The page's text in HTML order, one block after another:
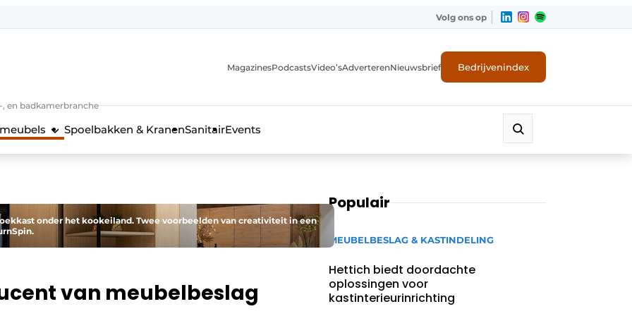
Volg ons op
en badkamerbranche
MagazinesPodcastsVideo’sAdverterenNieuwsbrief Bedrijvenindex
Spoelbakken & KranenSanitairEvents
onder het kookeiland. Twee voorbeelden van creativiteit in een
van meubelbeslag
Populair
MEUBELBESLAG & KASTINDELING
Hettich biedt doordachte
oplossingen voor
kastinterieurinrichting